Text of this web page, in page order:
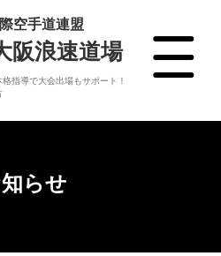
空手道連盟
阪浪速道場
指導で大会出場もサポート！
らせ